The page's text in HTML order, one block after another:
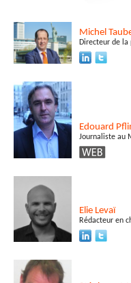
Michel
Directeur de
Edouard
Journaliste au
Elie Levaï
Rédacteur en